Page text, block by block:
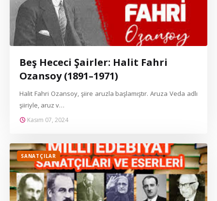
Beş Hececi Şairler: Halit Fahri
Ozansoy (1891–1971)
Halit Fahri Ozansoy, şiire aruzla başlamıştır. Aruza Veda adlı
şiiriyle, aruz v…
Kasım 07, 2024
SANATÇILAR